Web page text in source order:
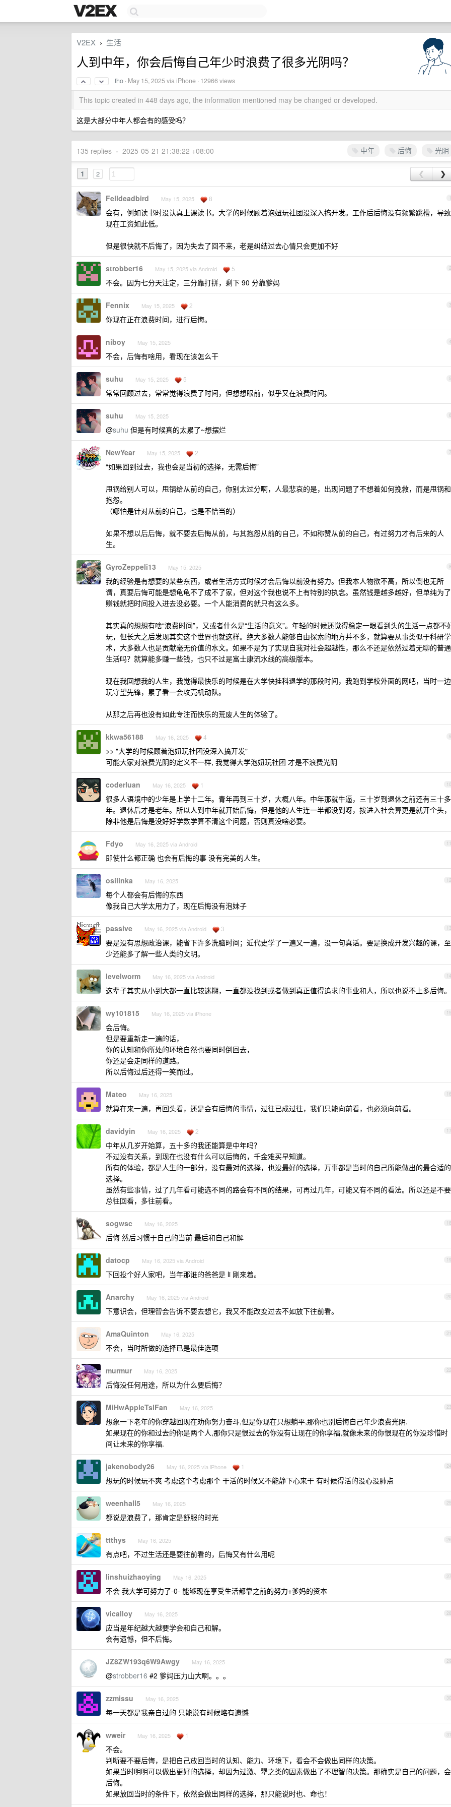
V2EX › 生活
人到中年，你会后悔自己年少时浪费了很多光阴吗？
tho · May 15, 2025via iPhone · 12966 views
This topic created in 448 days ago, the information mentioned may be changed or developed.
这是大部分中年人都会有的感受吗？
中年 后悔 光阴
135 replies • 2025-05-21 21:38:22 +08:00
1 2 ❮ ❯
1
Felldeadbird May 15, 2025 8
会有，例如读书时没认真上课读书。大学的时候顾着泡妞玩社团没深入搞开发。工作后后悔没有频繁跳槽，导致
现在工资如此低。
但是很快就不后悔了，因为失去了回不来，老是纠结过去心情只会更加不好
2
strobber16 May 15, 2025 via Android 5
不会。因为七分天注定，三分靠打拼，剩下 90 分靠爹妈
3
Fennix May 15, 2025 2
你现在正在浪费时间，进行后悔。
4
niboy May 15, 2025
不会，后悔有啥用，看现在该怎么干
5
suhu May 15, 2025 5
常常回顾过去，常常觉得浪费了时间，但想想眼前，似乎又在浪费时间。
6
suhu May 15, 2025
@suhu 但是有时候真的太累了~想摆烂
7
NewYear May 15, 2025 2
“如果回到过去，我也会是当初的选择，无需后悔”
甩锅给别人可以，甩锅给从前的自己，你别太过分啊，人最悲哀的是，出现问题了不想着如何挽救，而是甩锅和
抱怨。
（哪怕是针对从前的自己，也是不恰当的）
如果不想以后后悔，就不要去后悔从前，与其抱怨从前的自己，不如称赞从前的自己，有过努力才有后来的人
生。
8
GyroZeppeli13 May 15, 2025
我的经验是有想要的某些东西，或者生活方式时候才会后悔以前没有努力。但我本人物欲不高，所以倒也无所
谓，真要后悔可能是想龟龟不了成不了家，但对这个我也说不上有特别的执念。虽然钱是越多越好，但单纯为了
赚钱就把时间投入进去没必要。一个人能消费的就只有这么多。
其实真的想想有啥“浪费时间”，又或者什么是“生活的意义”。年轻的时候还觉得稳定一眼看到头的生活一点都不
玩，但长大之后发现其实这个世界也就这样。绝大多数人能够自由探索的地方并不多，就算要从事类似于科研学
术，大多数人也是贡献毫无价值的水文。如果不是为了实现自我对社会超越性，那么不还是依然过着无聊的普通
生活吗？就算能多赚一些钱，也只不过是富士康流水线的高级版本。
现在我回想我的人生，我觉得最快乐的时候是在大学快挂科退学的那段时间，我跑到学校外面的网吧，当时一边
玩守望先锋，累了看一会攻壳机动队。
从那之后再也没有如此专注而快乐的荒废人生的体验了。
9
kkwa56188 May 16, 2025 4
>> "大学的时候顾着泡妞玩社团没深入搞开发"
可能大家对浪费光阴的定义不一样, 我觉得大学泡妞玩社团 才是不浪费光阴
10
coderluan May 16, 2025 1
很多人语境中的少年是上学十二年。青年再到三十岁，大概八年。中年那就牛逼，三十岁到退休之前还有三十多
年。退休后才是老年。所以人到中年就开始后悔，但是他的人生连一半都没到呀，按进入社会算更是就开个头，
除非他是后悔是没好好学数学算不清这个问题，否则真没啥必要。
11
Fdyo May 16, 2025 via Android
即使什么都正确 也会有后悔的事 没有完美的人生。
12
osilinka May 16, 2025
每个人都会有后悔的东西
像我自己大学太用力了，现在后悔没有泡妹子
13
passive May 16, 2025 via Android 3
要是没有思想政治课，能省下许多洗脑时间；近代史学了一遍又一遍，没一句真话。要是换成开发兴趣的课，至
少还能多了解一些人类的文明。
14
levelworm May 16, 2025 via Android
这辈子其实从小到大都一直比较迷糊，一直都没找到或者做到真正值得追求的事业和人，所以也说不上多后悔。
15
wy101815 May 16, 2025 via iPhone
会后悔。
但是要重新走一遍的话，
你的认知和你所处的环境自然也要同时倒回去，
你还是会走同样的道路。
所以后悔过后还得一笑而过。
16
Mateo May 16, 2025
就算在来一遍，再回头看，还是会有后悔的事情，过往已成过往，我们只能向前看，也必须向前看。
17
davidyin May 16, 2025 2
中年从几岁开始算，五十多的我还能算是中年吗？
不过没有关系，到现在也没有什么可以后悔的，千金难买早知道。
所有的体验，都是人生的一部分，没有最对的选择，也没最好的选择，万事都是当时的自己所能做出的最合适的
选择。
虽然有些事情，过了几年看可能选不同的路会有不同的结果，可再过几年，可能又有不同的看法。所以还是不要
总往回看，多往前看。
18
sogwsc May 16, 2025
后悔 然后习惯于自己的当前 最后和自己和解
19
datocp May 16, 2025 via Android
下回投个好人家吧，当年那谁的爸爸是 li 刚来着。
20
Anarchy May 16, 2025 via Android
下意识会，但理智会告诉不要去想它，我又不能改变过去不如放下往前看。
21
AmaQuinton May 16, 2025
不会，当时所做的选择已是最佳选项
22
murmur May 16, 2025
后悔没任何用途，所以为什么要后悔？
23
MiHwAppleTslFan May 16, 2025
想象一下老年的你穿越回现在劝你努力奋斗,但是你现在只想躺平,那你也别后悔自己年少浪费光阴.
如果现在的你和过去的你是两个人,那你只是恨过去的你没有让现在的你享福,就像未来的你恨现在的你没珍惜时
间让未来的你享福.
24
jakenobody26 May 16, 2025 via iPhone 1
想玩的时候玩不爽 考虑这个考虑那个 干活的时候又不能静下心来干 有时候得活的没心没肺点
25
weenhall5 May 16, 2025
都说是浪费了，那肯定是舒服的时光
26
ttthys May 16, 2025
有点吧，不过生活还是要往前看的，后悔又有什么用呢
27
linshuizhaoying May 16, 2025
不会 我大学可努力了-0- 能够现在享受生活都靠之前的努力+爹妈的资本
28
vicalloy May 16, 2025
应当是年纪越大越要学会和自己和解。
会有遗憾，但不后悔。
29
JZ8ZW193q6W9Awgy May 16, 2025
@strobber16 #2 爹妈压力山大啊。。。
30
zzmissu May 16, 2025
每一天都是我亲自过的 只能说有时候略有遗憾
31
wweir May 16, 2025 1
不会。
判断要不要后悔，是把自己放回当时的认知、能力、环境下，看会不会做出同样的决策。
如果当时明明可以做出更好的选择，却因为过激、犟之类的因素做出了不理智的决策。那确实是自己的问题，会
后悔。
如果放回当时的条件下，依然会做出同样的选择，那只能说时也、命也！